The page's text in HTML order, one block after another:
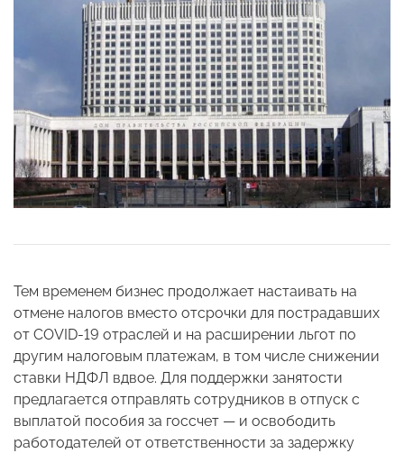
Тем временем бизнес продолжает настаивать на
отмене налогов вместо отсрочки для пострадавших
от COVID-19 отраслей и на расширении льгот по
другим налоговым платежам, в том числе снижении
ставки НДФЛ вдвое. Для поддержки занятости
предлагается отправлять сотрудников в отпуск с
выплатой пособия за госсчет — и освободить
работодателей от ответственности за задержку